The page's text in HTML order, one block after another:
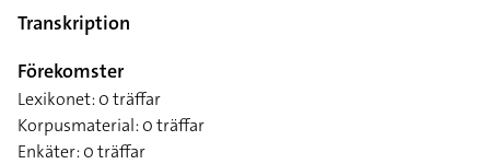
Transkription
Förekomster
Lexikonet: 0 träffar
Korpusmaterial: 0 träffar
Enkäter: 0 träffar